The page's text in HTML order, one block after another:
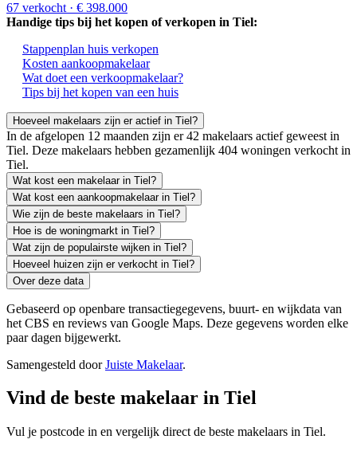
67 verkocht · € 398.000
Handige tips bij het kopen of verkopen in Tiel:
Stappenplan huis verkopen
Kosten aankoopmakelaar
Wat doet een verkoopmakelaar?
Tips bij het kopen van een huis
Hoeveel makelaars zijn er actief in Tiel?
In de afgelopen 12 maanden zijn er 42 makelaars actief geweest in
Tiel. Deze makelaars hebben gezamenlijk 404 woningen verkocht in
Tiel.
Wat kost een makelaar in Tiel?
Wat kost een aankoopmakelaar in Tiel?
Wie zijn de beste makelaars in Tiel?
Hoe is de woningmarkt in Tiel?
Wat zijn de populairste wijken in Tiel?
Hoeveel huizen zijn er verkocht in Tiel?
Over deze data
Gebaseerd op openbare transactiegegevens, buurt- en wijkdata van
het CBS en reviews van Google Maps. Deze gegevens worden elke
paar dagen bijgewerkt.
Samengesteld doorJuiste Makelaar.
Vind de beste makelaar in Tiel
Vul je postcode in en vergelijk direct de beste makelaars in Tiel.